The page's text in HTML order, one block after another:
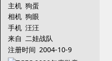
主机 狗蛋
相机 狗眼
手机 汪汪
来自 二娃战队
注册时间 2004-10-9